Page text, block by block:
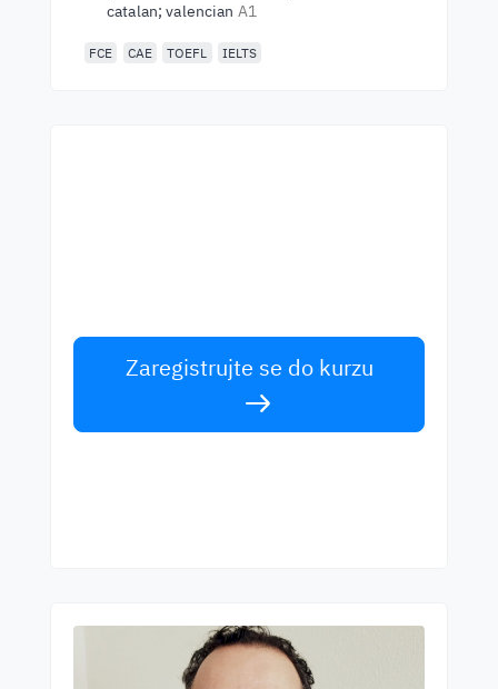
catalan; valencian A1
FCE CAE TOEFL IELTS
Zaregistrujte se do kurzu